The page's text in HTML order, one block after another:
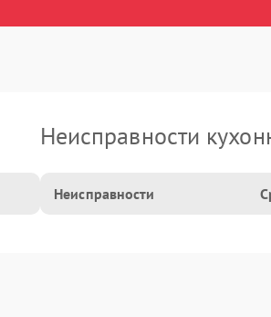
Неисправности
Неисправности